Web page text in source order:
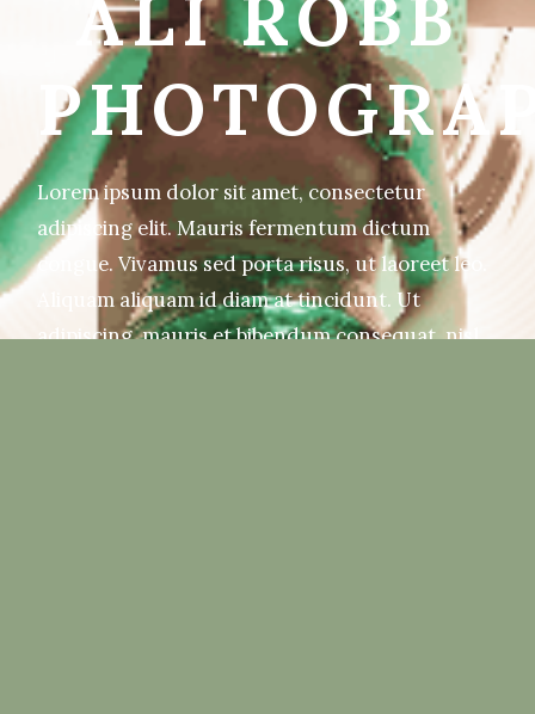
ALI ROBB
Lorem ipsum dolor sit amet, consectetur
adipiscing elit. Mauris fermentum dictum
congue. Vivamus sed porta risus, ut laoreet leo.
Aliquam aliquam id diam at tincidunt. Ut
adipiscing, mauris et bibendum consequat, nisl